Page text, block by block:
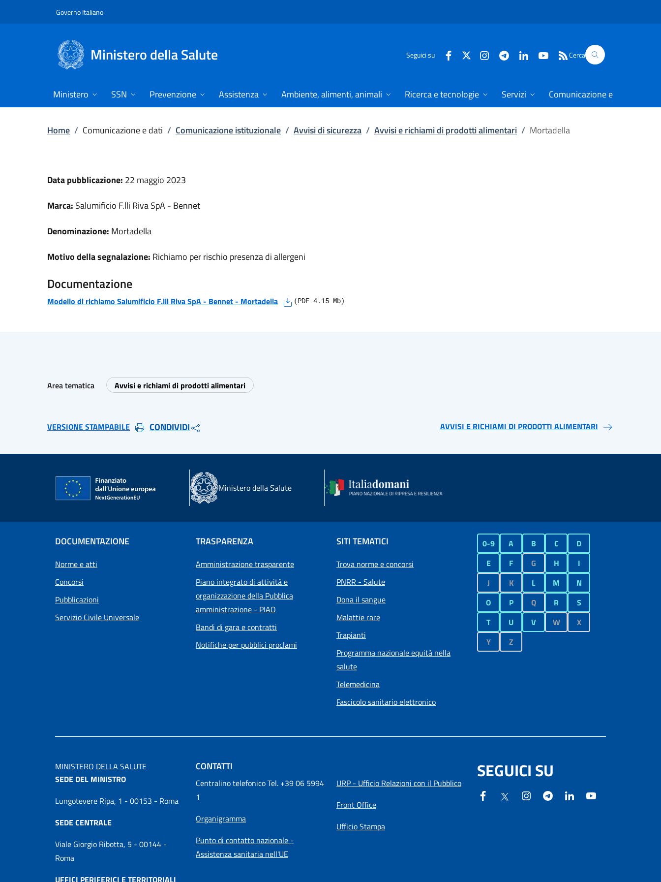
Governo Italiano
Ministero della Salute Seguici su Cerca
Ministero SSN Prevenzione Assistenza Ambiente, alimenti, animali Ricerca e tecnologie Servizi Comunicazione e dati
Home / Comunicazione e dati / Comunicazione istituzionale / Avvisi di sicurezza / Avvisi e richiami di prodotti alimentari / Mortadella
Data pubblicazione: 22 maggio 2023
Marca: Salumificio F.lli Riva SpA - Bennet
Denominazione: Mortadella
Motivo della segnalazione: Richiamo per rischio presenza di allergeni
Documentazione
Modello di richiamo Salumificio F.lli Riva SpA - Bennet- Mortadella (PDF 4.15 Mb)
Area tematica Avvisi e richiami di prodotti alimentari
VERSIONE STAMPABILE CONDIVIDI AVVISI E RICHIAMI DI PRODOTTI ALIMENTARI
Ministero della Salute
DOCUMENTAZIONE
Norme e atti
Concorsi
Pubblicazioni
Servizio Civile Universale
TRASPARENZA
Amministrazione trasparente
Piano integrato di attività e
organizzazione della Pubblica
amministrazione - PIAO
Bandi di gara e contratti
Notifiche per pubblici proclami
SITI TEMATICI
Trova norme e concorsi
PNRR - Salute
Dona il sangue
Malattie rare
Trapianti
Programma nazionale equità nella
salute
Telemedicina
Fascicolo sanitario elettronico
0-9 A B C
D
E
F G H
I
J
K L M
N
O
P Q R
S
T
U V W
X
Y
Z
MINISTERO DELLA SALUTE
SEDE DEL MINISTRO
Lungotevere Ripa, 1 - 00153 - Roma
SEDE CENTRALE
Viale Giorgio Ribotta, 5 - 00144 -
Roma
UFFICI PERIFERICI E TERRITORIALI
CONTATTI
Centralino telefonico Tel. +39 06 5994
1
Organigramma
Punto di contatto nazionale -
Assistenza sanitaria nell'UE
URP - Ufficio Relazioni con il Pubblico
Front Office
Ufficio Stampa
SEGUICI SU